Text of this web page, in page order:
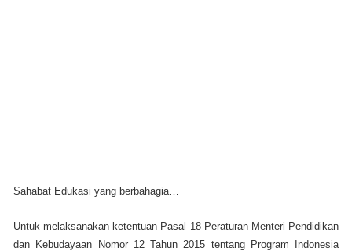
Sahabat Edukasi yang berbahagia…
Untuk melaksanakan ketentuan Pasal 18 Peraturan Menteri Pendidikan
dan Kebudayaan Nomor 12 Tahun 2015 tentang Program Indonesia